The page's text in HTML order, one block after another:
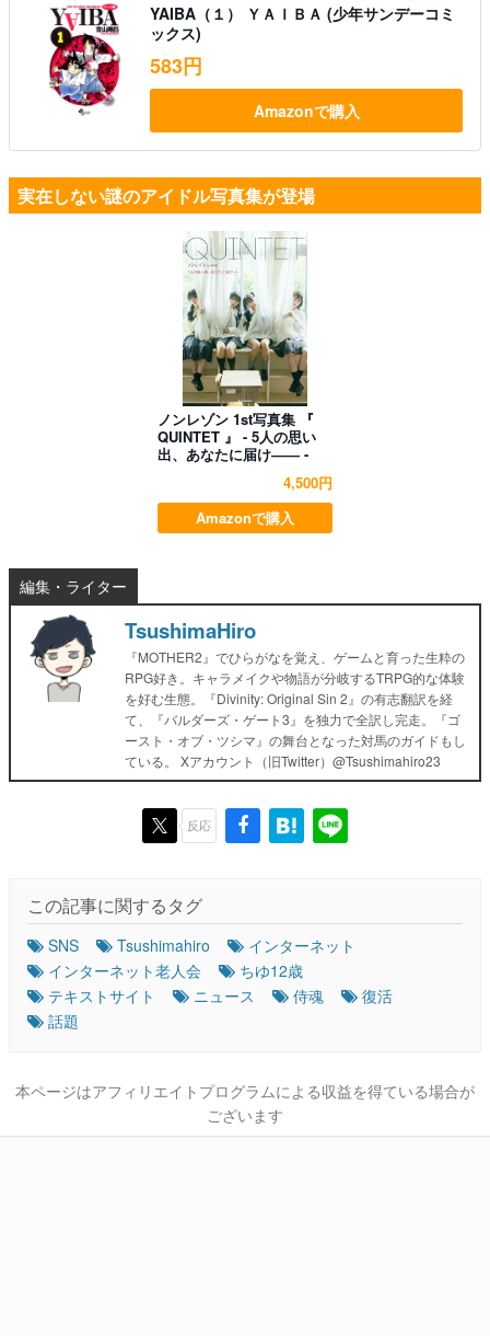
YAIBA（１） ＹＡＩＢＡ (少年サンデーコミ
ックス)
583円
Amazonで購入
実在しない謎のアイドル写真集が登場
ノンレゾン 1st写真集 『
QUINTET 』 - 5人の思い
出、あなたに届け―― -
4,500円
Amazonで購入
編集・ライター
TsushimaHiro
『MOTHER2』でひらがなを覚え、ゲームと育った生粋の
RPG好き。キャラメイクや物語が分岐するTRPG的な体験
を好む生態。『Divinity: Original Sin 2』の有志翻訳を経
て、『バルダーズ・ゲート3』を独力で全訳し完走。『ゴ
ースト・オブ・ツシマ』の舞台となった対馬のガイドもし
ている。 Xアカウント（旧Twitter）@Tsushimahiro23
反応
この記事に関するタグ
SNS Tsushimahiro
インターネット
インターネット老人会
ちゆ12歳
テキストサイト
ニュース 侍魂
復活
話題
本ページはアフィリエイトプログラムによる収益を得ている場合が
ございます